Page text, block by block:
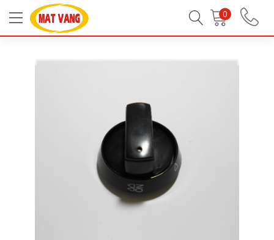
0
Trang chủ Linh Kiện Bếp Gas
Linh Kiện Bếp Gas
Nút, vành, chân, phụ kiện khác